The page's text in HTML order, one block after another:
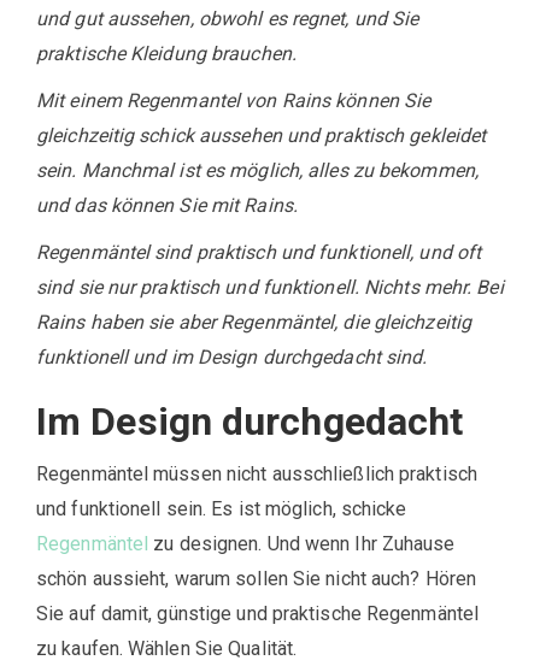
und gut aussehen, obwohl es regnet, und Sie
praktische Kleidung brauchen.
Mit einem Regenmantel von Rains können Sie
gleichzeitig schick aussehen und praktisch gekleidet
sein. Manchmal ist es möglich, alles zu bekommen,
und das können Sie mit Rains.
Regenmäntel sind praktisch und funktionell, und oft
sind sie nur praktisch und funktionell. Nichts mehr. Bei
Rains haben sie aber Regenmäntel, die gleichzeitig
funktionell und im Design durchgedacht sind.
Im Design durchgedacht
Regenmäntel müssen nicht ausschließlich praktisch
und funktionell sein. Es ist möglich, schicke
Regenmäntel zu designen. Und wenn Ihr Zuhause
schön aussieht, warum sollen Sie nicht auch? Hören
Sie auf damit, günstige und praktische Regenmäntel
zu kaufen. Wählen Sie Qualität.